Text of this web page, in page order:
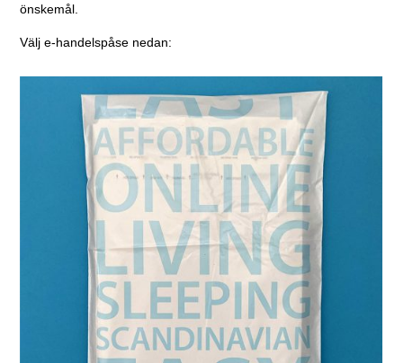
önskemål.
Välj e-handelspåse nedan: